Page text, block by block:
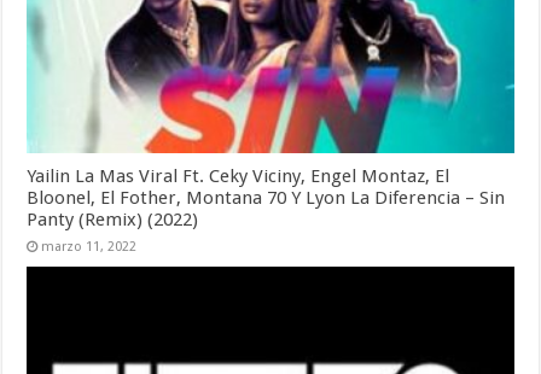
Yailin La Mas Viral Ft. Ceky Viciny, Engel Montaz, El
Bloonel, El Fother, Montana 70 Y Lyon La Diferencia – Sin
Panty (Remix) (2022)
marzo 11, 2022